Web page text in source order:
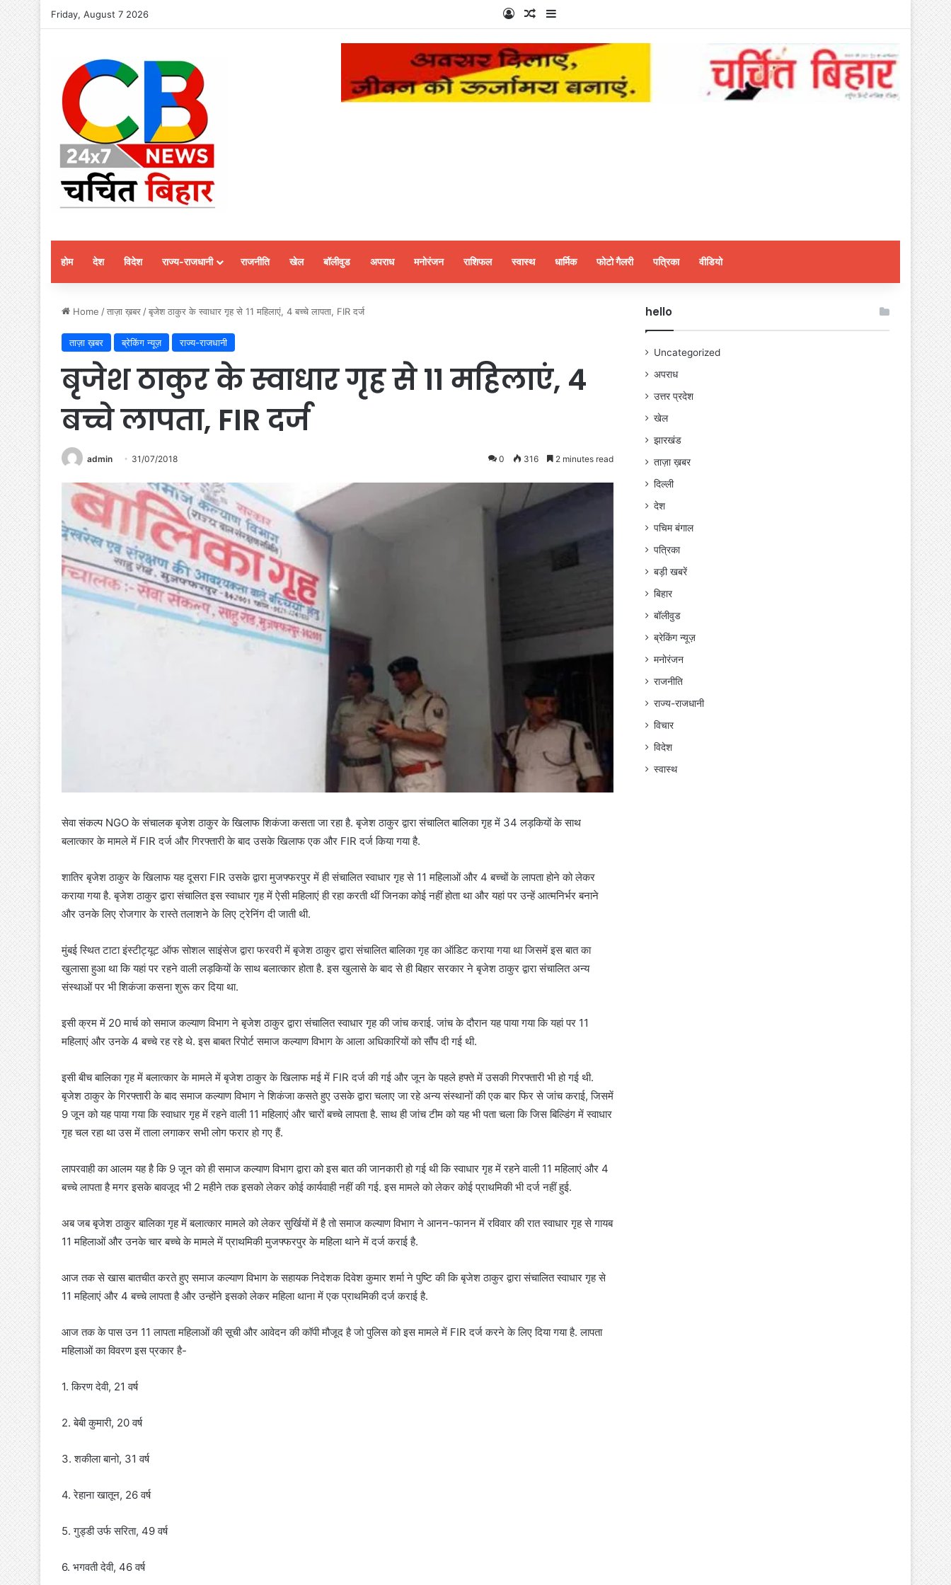
Friday, August 7 2026 Log InRandom Article
Sidebar
होम देश विदेश राज्य-राजधानी राजनीति खेल बॉलीवुड अपराध मनोरंजन राशिफल स्वास्थ धार्मिक फोटो गैलरी पत्रिका वीडियो
Home /ताज़ा ख़बर /बृजेश ठाकुर के स्वाधार गृह से 11 महिलाएं, 4 बच्चे लापता, FIR दर्ज
ताज़ा ख़बर ब्रेकिंग न्यूज़ राज्य-राजधानी
बृजेश ठाकुर के स्वाधार गृह से 11 महिलाएं, 4
बच्चे लापता, FIR दर्ज
admin 31/07/2018 0 316 2 minutes read
सेवा संकल्प NGO के संचालक बृजेश ठाकुर के खिलाफ शिकंजा कसता जा रहा है. बृजेश ठाकुर द्वारा संचालित बालिका गृह में 34 लड़कियों के साथ
बलात्कार के मामले में FIR दर्ज और गिरफ्तारी के बाद उसके खिलाफ एक और FIR दर्ज किया गया है.
शातिर बृजेश ठाकुर के खिलाफ यह दूसरा FIR उसके द्वारा मुजफ्फरपुर में ही संचालित स्वाधार गृह से 11 महिलाओं और 4 बच्चों के लापता होने को लेकर
कराया गया है. बृजेश ठाकुर द्वारा संचालित इस स्वाधार गृह में ऐसी महिलाएं ही रहा करती थीं जिनका कोई नहीं होता था और यहां पर उन्हें आत्मनिर्भर बनाने
और उनके लिए रोजगार के रास्ते तलाशने के लिए ट्रेनिंग दी जाती थी.
मुंबई स्थित टाटा इंस्टीट्यूट ऑफ सोशल साइंसेज द्वारा फरवरी में बृजेश ठाकुर द्वारा संचालित बालिका गृह का ऑडिट कराया गया था जिसमें इस बात का
खुलासा हुआ था कि यहां पर रहने वाली लड़कियों के साथ बलात्कार होता है. इस खुलासे के बाद से ही बिहार सरकार ने बृजेश ठाकुर द्वारा संचालित अन्य
संस्थाओं पर भी शिकंजा कसना शुरू कर दिया था.
इसी क्रम में 20 मार्च को समाज कल्याण विभाग ने बृजेश ठाकुर द्वारा संचालित स्वाधार गृह की जांच कराई. जांच के दौरान यह पाया गया कि यहां पर 11
महिलाएं और उनके 4 बच्चे रह रहे थे. इस बाबत रिपोर्ट समाज कल्याण विभाग के आला अधिकारियों को सौंप दी गई थी.
इसी बीच बालिका गृह में बलात्कार के मामले में बृजेश ठाकुर के खिलाफ मई में FIR दर्ज की गई और जून के पहले हफ्ते में उसकी गिरफ्तारी भी हो गई थी.
बृजेश ठाकुर के गिरफ्तारी के बाद समाज कल्याण विभाग ने शिकंजा कसते हुए उसके द्वारा चलाए जा रहे अन्य संस्थानों की एक बार फिर से जांच कराई, जिसमें
9 जून को यह पाया गया कि स्वाधार गृह में रहने वाली 11 महिलाएं और चारों बच्चे लापता है. साथ ही जांच टीम को यह भी पता चला कि जिस बिल्डिंग में स्वाधार
गृह चल रहा था उस में ताला लगाकर सभी लोग फरार हो गए हैं.
लापरवाही का आलम यह है कि 9 जून को ही समाज कल्याण विभाग द्वारा को इस बात की जानकारी हो गई थी कि स्वाधार गृह में रहने वाली 11 महिलाएं और 4
बच्चे लापता है मगर इसके बावजूद भी 2 महीने तक इसको लेकर कोई कार्यवाही नहीं की गई. इस मामले को लेकर कोई प्राथमिकी भी दर्ज नहीं हुई.
अब जब बृजेश ठाकुर बालिका गृह में बलात्कार मामले को लेकर सुर्खियों में है तो समाज कल्याण विभाग ने आनन-फानन में रविवार की रात स्वाधार गृह से गायब
11 महिलाओं और उनके चार बच्चे के मामले में प्राथमिकी मुजफ्फरपुर के महिला थाने में दर्ज कराई है.
आज तक से खास बातचीत करते हुए समाज कल्याण विभाग के सहायक निदेशक दिवेश कुमार शर्मा ने पुष्टि की कि बृजेश ठाकुर द्वारा संचालित स्वाधार गृह से
11 महिलाएं और 4 बच्चे लापता है और उन्होंने इसको लेकर महिला थाना में एक प्राथमिकी दर्ज कराई है.
आज तक के पास उन 11 लापता महिलाओं की सूची और आवेदन की कॉपी मौजूद है जो पुलिस को इस मामले में FIR दर्ज करने के लिए दिया गया है. लापता
महिलाओं का विवरण इस प्रकार है-
1. किरण देवी, 21 वर्ष
2. बेबी कुमारी, 20 वर्ष
3. शकीला बानो, 31 वर्ष
4. रेहाना खातून, 26 वर्ष
5. गुड्डी उर्फ सरिता, 49 वर्ष
6. भगवती देवी, 46 वर्ष
hello
Uncategorized
अपराध
उत्तर प्रदेश
खेल
झारखंड
ताज़ा ख़बर
दिल्ली
देश
पचिम बंगाल
पत्रिका
बड़ी खबरें
बिहार
बॉलीवुड
ब्रेकिंग न्यूज़
मनोरंजन
राजनीति
राज्य-राजधानी
विचार
विदेश
स्वास्थ